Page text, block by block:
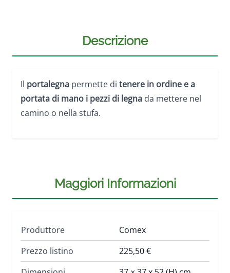
Descrizione
Il portalegna permette di tenere in ordine e a
portata di mano i pezzi di legna da mettere nel
camino o nella stufa.
Maggiori Informazioni
Produttore
Comex
Prezzo listino
225,50 €